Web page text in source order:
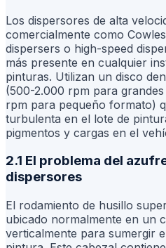
Los dispersores de alta
comercialmente como
dispersers o high-speed
más presente en cualquier
pinturas. Utilizan un disco
(500-2.000 rpm para
rpm para pequeño formato)
turbulenta en el lote de
pigmentos y cargas en el
2.1 El problema del
dispersores
El rodamiento de husillo
ubicado normalmente en un
verticalmente para sumergir